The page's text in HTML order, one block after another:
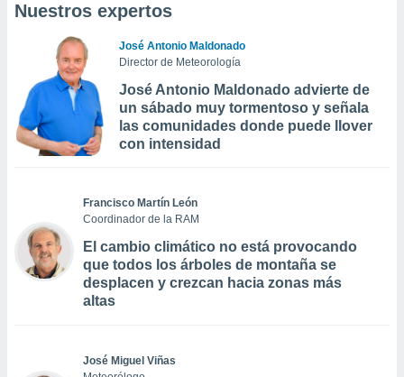
Nuestros expertos
José Antonio Maldonado
Director de Meteorología
José Antonio Maldonado advierte de
un sábado muy tormentoso y señala
las comunidades donde puede llover
con intensidad
Francisco Martín León
Coordinador de la RAM
El cambio climático no está provocando
que todos los árboles de montaña se
desplacen y crezcan hacia zonas más
altas
José Miguel Viñas